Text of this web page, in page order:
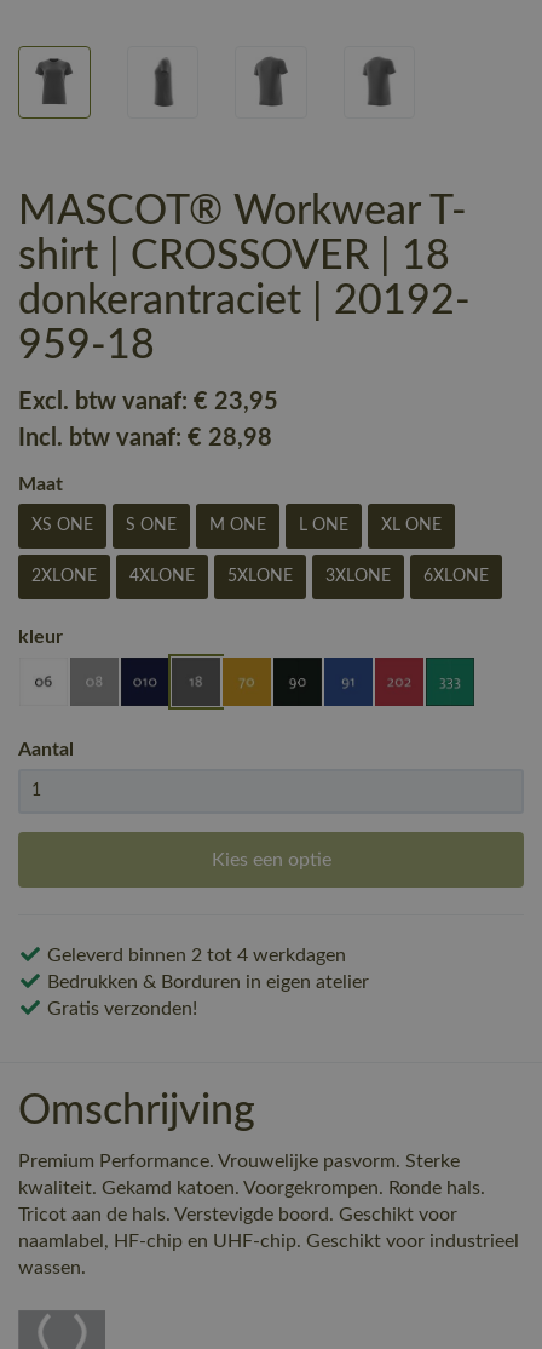
MASCOT® Workwear T-
shirt | CROSSOVER | 18
donkerantraciet | 20192-
959-18
Excl. btw vanaf: € 23,95
Incl. btw vanaf: € 28,98
Maat
XS ONE S ONE M ONE L ONE XL ONE
2XLONE 4XLONE 5XLONE 3XLONE 6XLONE
kleur
Aantal
Kies een optie
Geleverd binnen 2 tot 4 werkdagen
Bedrukken & Borduren in eigen atelier
Gratis verzonden!
Omschrijving
Premium Performance. Vrouwelijke pasvorm. Sterke
kwaliteit. Gekamd katoen. Voorgekrompen. Ronde hals.
Tricot aan de hals. Verstevigde boord. Geschikt voor
naamlabel, HF-chip en UHF-chip. Geschikt voor industrieel
wassen.